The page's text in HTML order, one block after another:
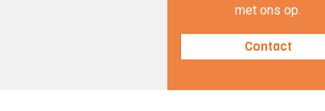
met ons op.
Contact